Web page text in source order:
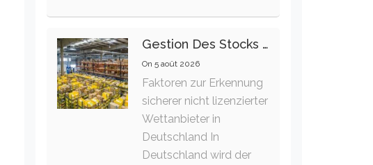
Gestion Des Stocks : Meilleures Pratiques Intralogistiques
On 5 août 2026
Faktoren zur Erkennung
sicherer nicht lizenzierter
Wettanbieter in
Deutschland In
Deutschland wird der